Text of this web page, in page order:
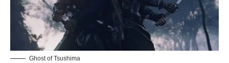
Ghost of Tsushima